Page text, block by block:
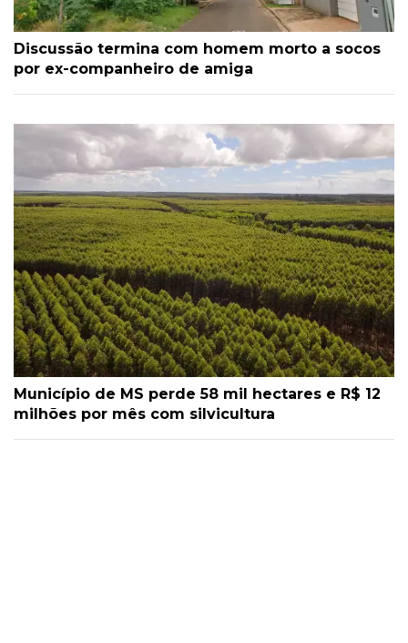
Discussão termina com homem morto a socos
por ex-companheiro de amiga
Município de MS perde 58 mil hectares e R$ 12
milhões por mês com silvicultura